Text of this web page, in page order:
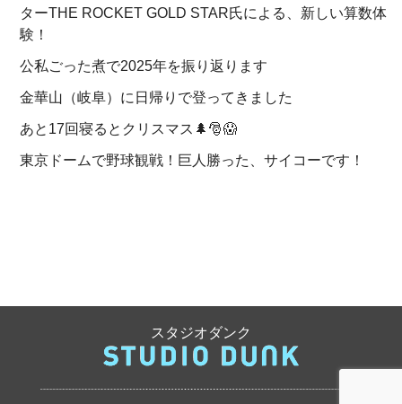
ターTHE ROCKET GOLD STAR氏による、新しい算数体
験！
公私ごった煮で2025年を振り返ります
金華山（岐阜）に日帰りで登ってきました
あと17回寝るとクリスマス🌲🎅😱
東京ドームで野球観戦！巨人勝った、サイコーです！
スタジオダンク